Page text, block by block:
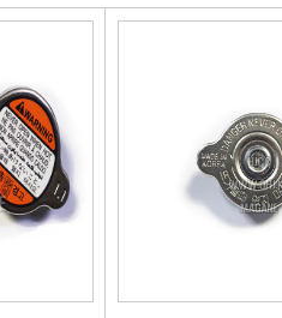
클러치마스타[대철]
오페라실린더[대철]
로어암/어퍼암[동남]
홍성브레이크
싸이드라이닝
브레이크디스크[